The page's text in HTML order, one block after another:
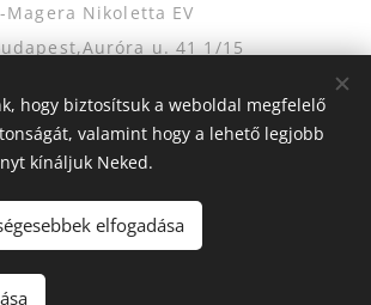
Nikoletta EV
u. 41 1/15
55893464
hogy biztosítsuk a weboldal megfelelő
valamint hogy a lehető legjobb
kínáljuk Neked.
elfogadása